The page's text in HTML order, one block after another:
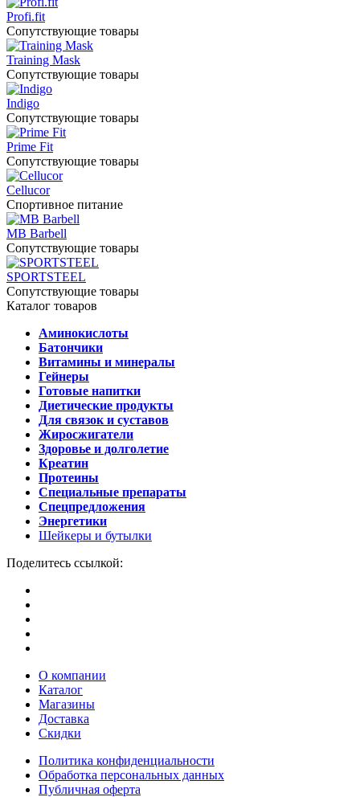
Profi.fit
Сопутствующие товары
Training Mask
Сопутствующие товары
Indigo
Сопутствующие товары
Prime Fit
Сопутствующие товары
Cellucor
Спортивное питание
MB Barbell
Сопутствующие товары
SPORTSTEEL
Сопутствующие товары
Каталог товаров
Аминокислоты
Батончики
Витамины и минералы
Гейнеры
Готовые напитки
Диетические продукты
Для связок и суставов
Жиросжигатели
Здоровье и долголетие
Креатин
Протеины
Специальные препараты
Спецпредложения
Энергетики
Шейкеры и бутылки
Поделитесь ссылкой:
О компании
Каталог
Магазины
Доставка
Скидки
Политика конфиденциальности
Обработка персональных данных
Публичная оферта